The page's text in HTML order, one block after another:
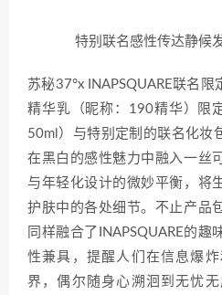
特别联名感性传达静候
苏秘37°x INAPSQUARE联名
精华乳（昵称：190精华）限
50ml）与特别定制的联名化妆
在黑白的感性魅力中融入一丝
与年轻化设计的微妙平衡，将
护肤中的各处细节。不止产品
同样融合了INAPSQUARE的趣
性兼具，提醒人们在信息爆
界，偶尔随身心溯洄到无忧